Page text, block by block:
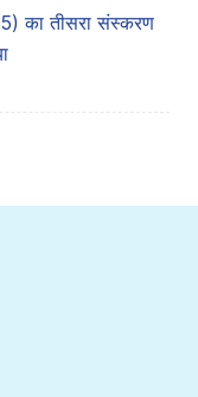
का तीसरा संस्करण